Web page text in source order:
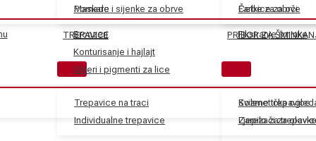
Bronzeri
Konturisanje i hajlajt
Gliteri i pigmenti za lice
Fiksiranje šminke
Maskare
Pomade i sijenke za obrve
Farbe za obrve
TREPAVICE
Trepavice na traci
Individualne trepavice
Svilene trepavice
Ljepilo za
Četkice za oči
PRIBOR ZA
Kozmetička
Zarezači za olovke